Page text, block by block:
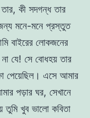
তার, কী সদগন্ধ তার
মনে-মনে প্রস্তুত
বাইরের লোকজনের
যে! সে বোধহয় তার
পেয়েছিল। এসে আমার
পড়ার ঘর, সেখানে
তুমি খুব ভালো কবিতা